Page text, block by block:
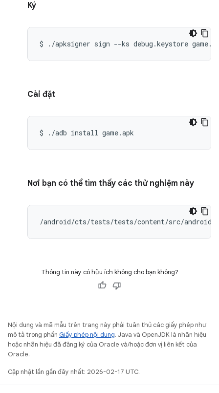
Ký
$ ./apksigner sign --ks debug.keystore
Cài đặt
$ ./adb install game.apk
Nơi bạn có thể tìm thấy các thử nghiệm này
/android/cts/tests/tests/content/src/android/
Thông tin này có hữu ích không cho bạn không?
Nội dung và mã mẫu trên trang này phải tuân thủ các giấy phép như
mô tả trong phần Giấy phép nội dung. Java và OpenJDK là nhãn hiệu
hoặc nhãn hiệu đã đăng ký của Oracle và/hoặc đơn vị liên kết của
Oracle.
Cập nhật lần gần đây nhất: 2026-02-17 UTC.